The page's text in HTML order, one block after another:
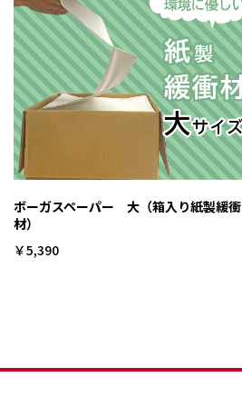
ボーガスペーパー 大（箱入り紙製緩衝
材）
￥5,390